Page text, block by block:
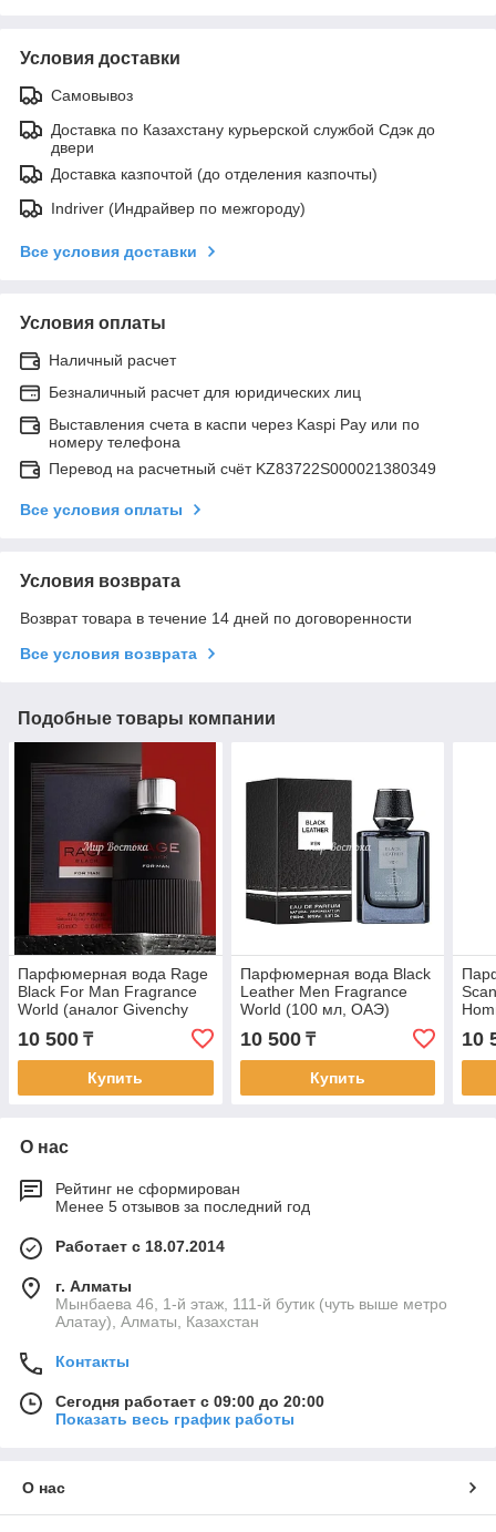
Условия доставки
Самовывоз
Доставка по Казахстану курьерской службой Сдэк до
двери
Доставка казпочтой (до отделения казпочты)
Indriver (Индрайвер по межгороду)
Все условия доставки
Условия оплаты
Наличный расчет
Безналичный расчет для юридических лиц
Выставления счета в каспи через Kaspi Pay или по
номеру телефона
Перевод на расчетный счёт KZ83722S000021380349
Все условия оплаты
Условия возврата
Возврат товара в течение 14 дней по договоренности
Все условия возврата
Подобные товары компании
Парфюмерная вода Rage
Black For Man Fragrance
World (аналог Givenchy
Gentleman, 100 мл, ОАЭ)
10 500 ₸
Купить
Парфюмерная вода Black
Leather Men Fragrance
World (100 мл, ОАЭ)
10 500₸
Купить
10
О нас
Рейтинг не сформирован
Менее 5 отзывов за последний год
Работает с 18.07.2014
г. Алматы
Мынбаева 46, 1-й этаж, 111-й бутик (чуть выше метро
Алатау), Алматы, Казахстан
Контакты
Сегодня работает с 09:00 до 20:00
Показать весь график работы
О нас